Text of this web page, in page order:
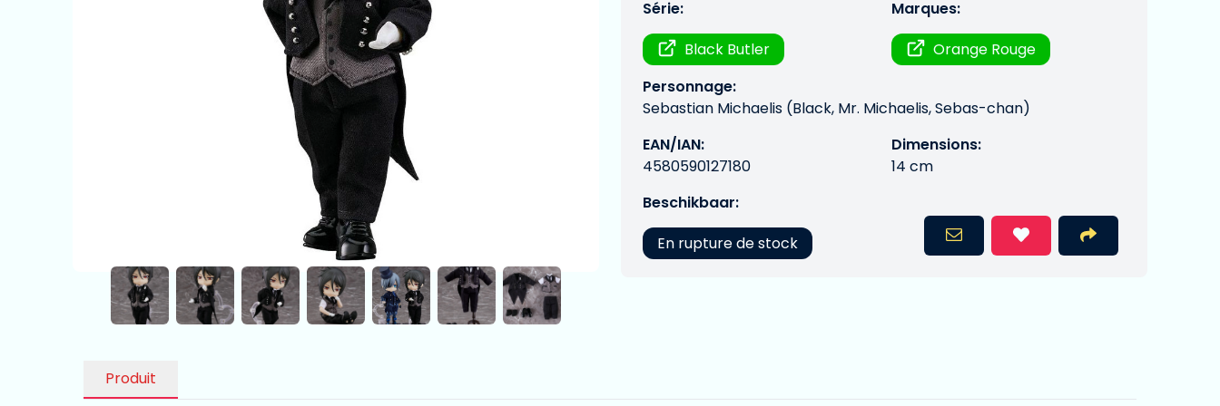
Série:
Black Butler
Marques:
Orange Rouge
Personnage:
Sebastian Michaelis (Black, Mr. Michaelis, Sebas-chan)
EAN/IAN:
4580590127180
Dimensions:
14 cm
Beschikbaar:
En rupture de stock
Produit